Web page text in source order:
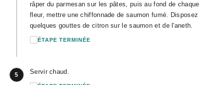
râper du parmesan sur les pâtes, puis au fond de chaque
fleur, mettre une chiffonnade de saumon fumé. Disposez
quelques gouttes de citron sur le saumon et de l'aneth.
ÉTAPE TERMINÉE
5 Servir chaud.